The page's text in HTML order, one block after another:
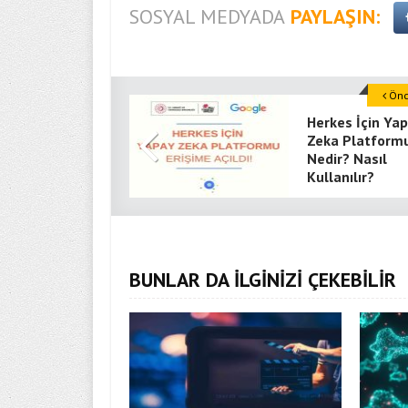
SOSYAL MEDYADA PAYLAŞIN:
Herkes İçin
Zeka
Nedir? Nasıl
Kullanılır?
BUNLAR DA İLGİNİZİ ÇEKEBİLİR